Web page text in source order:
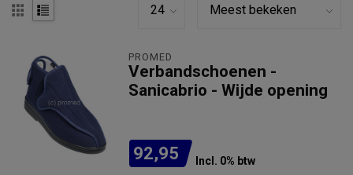
PROMED
Verbandschoenen -
Sanicabrio - Wijde opening
92,95 Incl. 0% btw